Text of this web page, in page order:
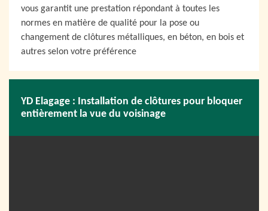
vous garantit une prestation répondant à toutes les
normes en matière de qualité pour la pose ou
changement de clôtures métalliques, en béton, en bois et
autres selon votre préférence
YD Elagage : Installation de clôtures pour bloquer
entièrement la vue du voisinage